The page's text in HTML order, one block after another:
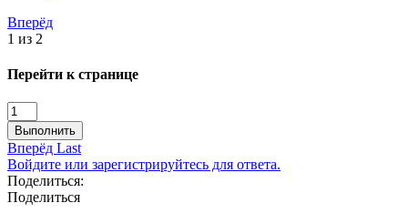
Вперёд
1 из 2
Перейти к странице
Выполнить
Вперёд Last
Войдите или зарегистрируйтесь для ответа.
Поделиться:
Поделиться